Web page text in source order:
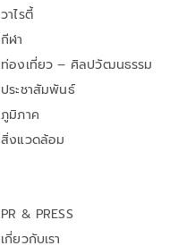
วาไรตี้
กีฬา
ท่องเที่ยว – ศิลปวัฒนธรรม
ประชาสัมพันธ์
ภูมิภาค
สิ่งแวดล้อม
PR & PRESS
เกี่ยวกับเรา